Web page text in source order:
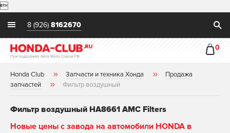

8 (926) 8162670
0
Honda Club Запчасти и техника Хонда
Продажа
запчастей
Фильтр воздушный
Фильтр воздушный HA8661 AMC Filters
Новые цены с завода на автомобили HONDA в